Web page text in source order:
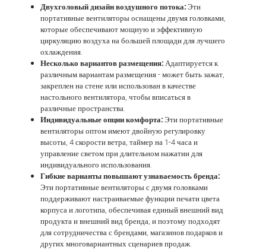
Двухголовый дизайн воздушного потока:Эти
портативные вентиляторы оснащены двумя головками,
которые обеспечивают мощную и эффективную
циркуляцию воздуха на большей площади для лучшего
охлаждения.
Несколько вариантов размещения:Адаптируется к
различным вариантам размещения - может быть зажат,
закреплен на стене или использован в качестве
настольного вентилятора, чтобы вписаться в
различные пространства.
Индивидуальные опции комфорта:Эти портативные
вентиляторы оптом имеют двойную регулировку
высоты, 4 скорости ветра, таймер на 1-4 часа и
управление светом при длительном нажатии для
индивидуального использования.
Гибкие варианты повышают узнаваемость бренда:
Эти портативные вентиляторы с двумя головками
поддерживают настраиваемые функции печати цвета
корпуса и логотипа, обеспечивая единый внешний вид
продукта и внешний вид бренда, и поэтому подходят
для сотрудничества с брендами, магазинов подарков и
других многовариантных сценариев продаж.